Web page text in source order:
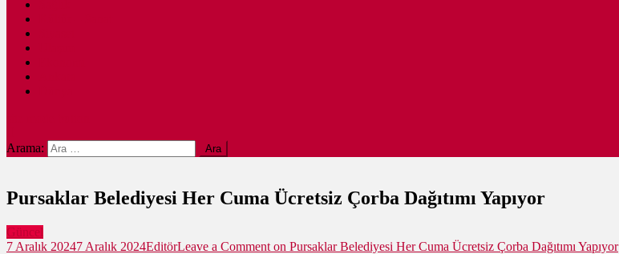
Arama:
Pursaklar Belediyesi Her Cuma Ücretsiz Çorba Dağıtımı Yapıyor
Güncel
7 Aralık 20247 Aralık 2024EditörLeave a Comment on Pursaklar Belediyesi Her Cuma Ücretsiz Çorba Dağıtımı Yapıyor